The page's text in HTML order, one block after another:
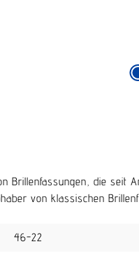
Brillenfassungen, die seit
von klassischen
46-22